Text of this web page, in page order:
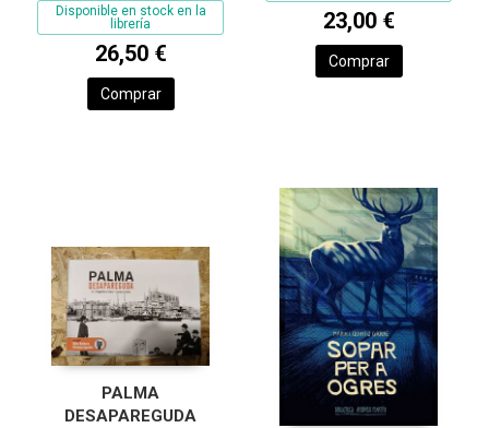
Disponible en stock en la
librería
26,50 €
Comprar
23,00 €
Comprar
PALMA
DESAPAREGUDA